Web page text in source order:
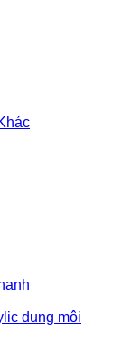
dung môi